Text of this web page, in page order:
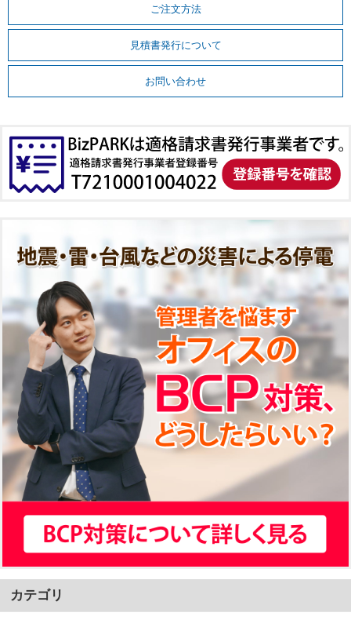
ご注文方法
見積書発行について
お問い合わせ
カテゴリ